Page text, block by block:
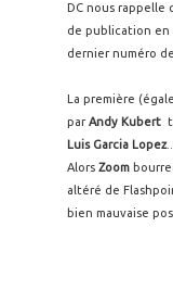
DC nous rappelle
de publication en
dernier numéro
La première
parAndy Kubert
Luis Garcia Lopez...
Alors Zoom
altéré de
bien mauvaise